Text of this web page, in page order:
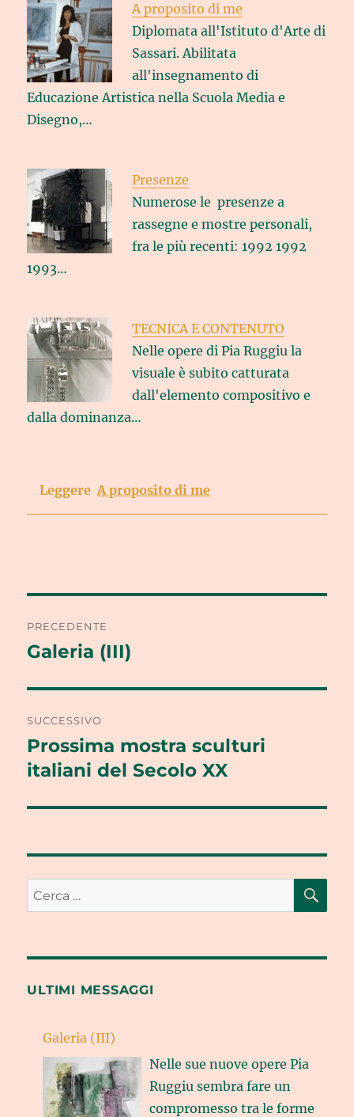
A proposito di me
Diplomata all'Istituto d'Arte di
Sassari. Abilitata
all'insegnamento di
Educazione Artistica nella Scuola Media e
Disegno,…
Presenze
Numerose le presenze a
rassegne e mostre personali,
fra le più recenti: 1992 1992
1993…
TECNICA E CONTENUTO
Nelle opere di Pia Ruggiu la
visuale è subito catturata
dall'elemento compositivo e
dalla dominanza…
Leggere A proposito di me
articoli
PRECEDENTE
Articolo
Galeria (III)
SUCCESSIVO
Articolo
successivo:
Prossima mostra sculturi
italiani del Secolo XX
Cerca:
ULTIMI MESSAGGI
Galeria (III)
Nelle sue nuove opere Pia
Ruggiu sembra fare un
compromesso tra le forme